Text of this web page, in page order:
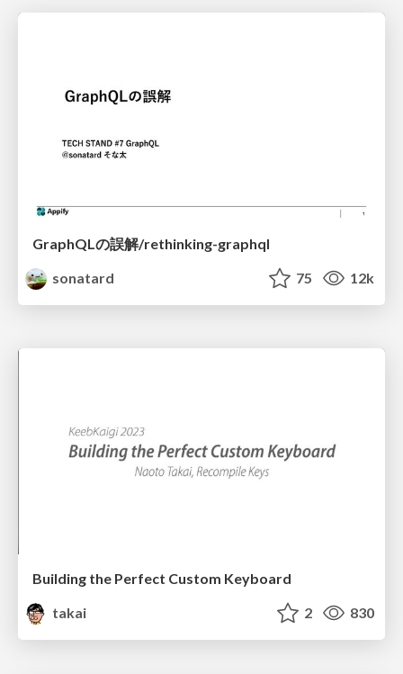
GraphQLの誤解/rethinking-graphql
sonatard
75 12k
Building the Perfect Custom Keyboard
takai
2 830